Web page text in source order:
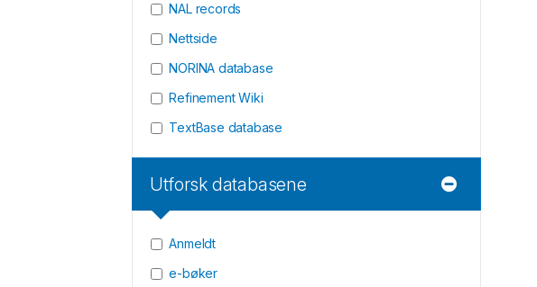
NAL records
Nettside
NORINA database
Refinement Wiki
TextBase database
Utforsk databasene
Anmeldt
e-bøker